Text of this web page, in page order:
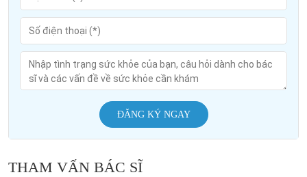
ĐĂNG KÝ NGAY
THAM VẤN BÁC SĨ